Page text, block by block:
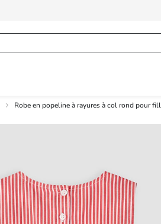
Robe en popeline à rayures à col rond pour